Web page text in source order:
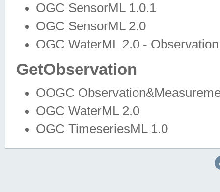
OGC SensorML 1.0.1
OGC SensorML 2.0
OGC WaterML 2.0 -
GetObservation
OOGC
OGC WaterML 2.0
OGC TimeseriesML 1.0